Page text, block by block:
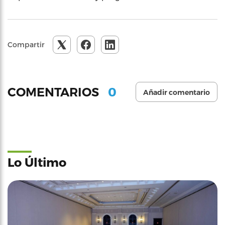
Compartir
COMENTARIOS 0 Añadir comentario
Lo Último